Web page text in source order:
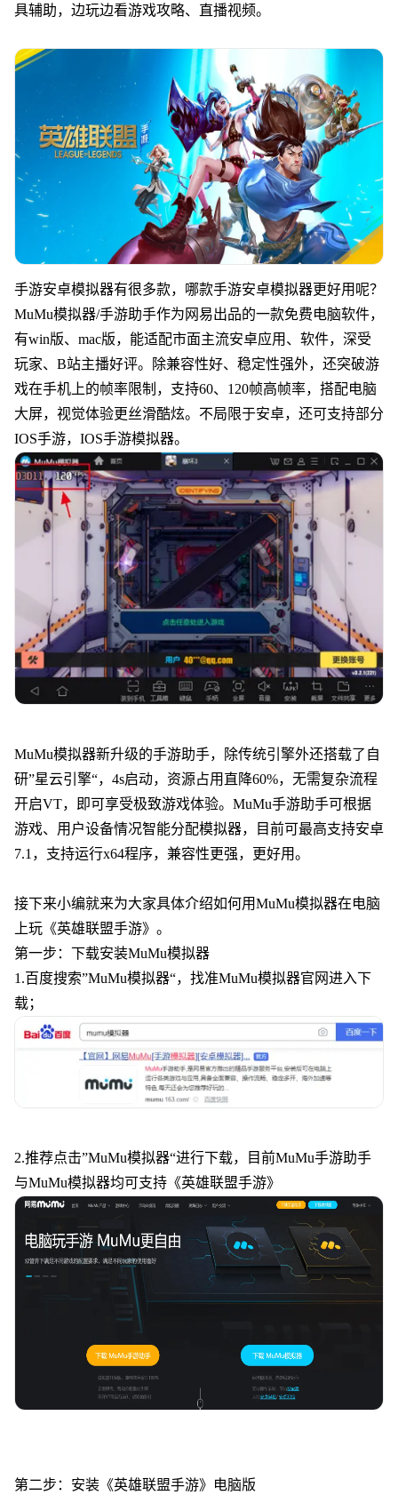
具辅助，边玩边看游戏攻略、直播视频。
手游安卓模拟器有很多款，哪款手游安卓模拟器更好用呢？
MuMu模拟器/手游助手作为网易出品的一款免费电脑软件，
有win版、mac版，能适配市面主流安卓应用、软件，深受
玩家、B站主播好评。除兼容性好、稳定性强外，还突破游
戏在手机上的帧率限制，支持60、120帧高帧率，搭配电脑
大屏，视觉体验更丝滑酷炫。不局限于安卓，还可支持部分
IOS手游，IOS手游模拟器。
MuMu模拟器新升级的手游助手，除传统引擎外还搭载了自
研”星云引擎“，4s启动，资源占用直降60%，无需复杂流程
开启VT，即可享受极致游戏体验。MuMu手游助手可根据
游戏、用户设备情况智能分配模拟器，目前可最高支持安卓
7.1，支持运行x64程序，兼容性更强，更好用。
接下来小编就来为大家具体介绍如何用MuMu模拟器在电脑
上玩《英雄联盟手游》。
第一步：下载安装MuMu模拟器
1.百度搜索”MuMu模拟器“，找准MuMu模拟器官网进入下
载；
2.推荐点击”MuMu模拟器“进行下载，目前MuMu手游助手
与MuMu模拟器均可支持《英雄联盟手游》
第二步：安装《英雄联盟手游》电脑版